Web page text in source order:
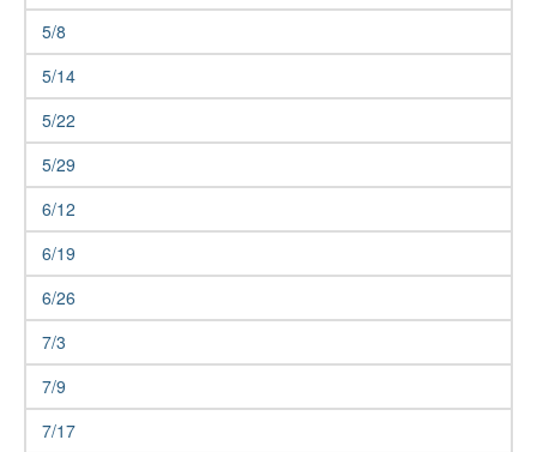
5/8
5/14
5/22
5/29
6/12
6/19
6/26
7/3
7/9
7/17